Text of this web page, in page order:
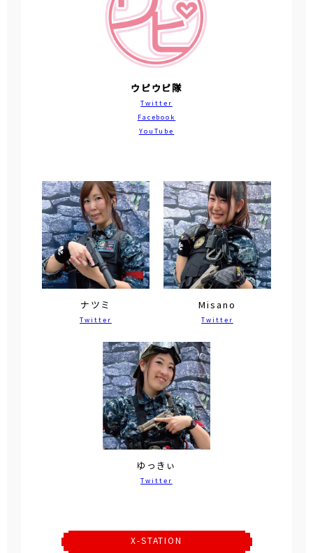
ウピウピ隊
Twitter
Facebook
YouTube
ナツミ
Twitter
Misano
Twitter
ゆっきぃ
Twitter
X-STATION